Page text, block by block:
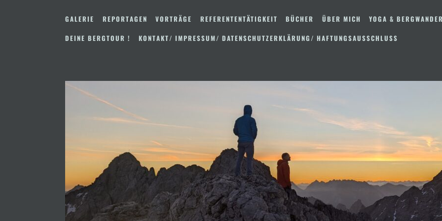
Inhalt
GALERIE REPORTAGEN VORTRÄGE REFERENTENTÄTIGKEIT BÜCHER ÜBER MICH
YOGA &
DEINE BERGTOUR !
KONTAKT/ IMPRESSUM/ DATENSCHUTZERKLÄRUNG/ HAFTUNGSAUSSCHLUSS